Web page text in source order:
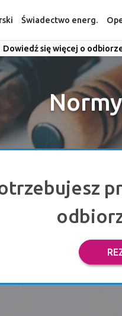
Świadectwo energ.
Dowiedź się więcej o